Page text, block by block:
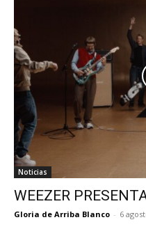
Noticias
WEEZER
Gloria de Arriba Blanco - 6